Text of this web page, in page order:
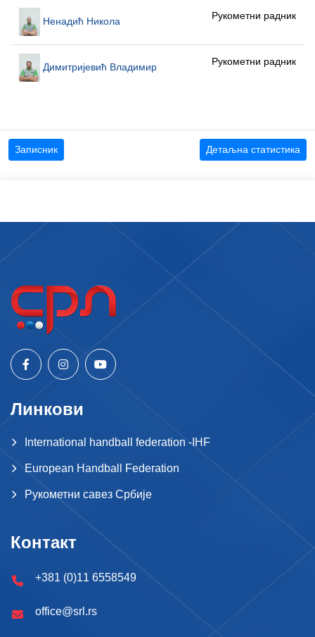
Ненадић Никола Рукометни радник
Димитријевић Владимир Рукометни радник
Записник Детаљна статистика
Линкови
International handball federation -IHF
European Handball Federation
Рукометни савез Србије
Контакт
+381 (0)11 6558549
office@srl.rs